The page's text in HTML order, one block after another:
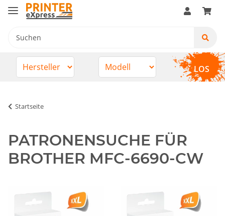
LOS
Startseite
PATRONENSUCHE FÜR
BROTHER MFC-6690-CW